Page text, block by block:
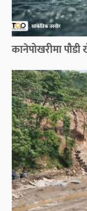
कानेपोखरीमा